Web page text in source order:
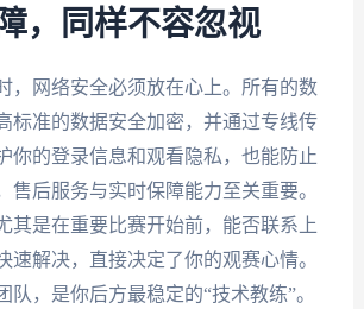
，同样不容忽视
，网络安全必须放在心上。所有的数
标准的数据安全加密，并通过专线传
你的登录信息和观看隐私，也能防止
售后服务与实时保障能力至关重要。
其是在重要比赛开始前，能否联系上
速解决，直接决定了你的观赛心情。
队，是你后方最稳定的“技术教练”。